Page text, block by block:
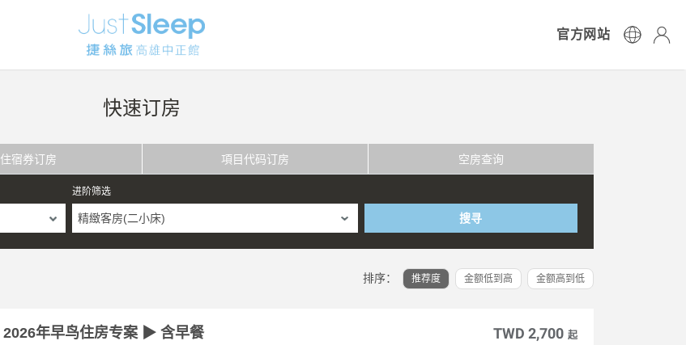
官方网站
快速订房
住宿券订房 項目代码订房 空房查询
进阶筛选
精緻客房(二小床) 搜寻
排序： 推荐度 金额低到高 金额高到低
2026年早鸟住房专案 ▶ 含早餐 TWD 2,700 起